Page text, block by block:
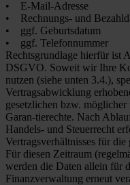
• E-Mail-Adresse
• Rechnungs- und
• ggf. Geburtsdatum
• ggf. Telefonnummer
Rechtsgrundlage hierfür ist
DSGVO. Soweit wir Ihre
nutzen (siehe unten 3.4.),
Vertragsabwicklung
gesetzlichen bzw.
Garan-tierechte. Nach
Handels- und Steuerrecht
Vertragsverhältnisses für
Für diesen Zeitraum
werden die Daten allein für
Finanzverwaltung erneut